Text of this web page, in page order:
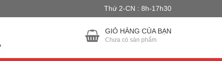
Thứ 2-CN : 8h-17h30
GIỎ HÀNG CỦA BẠN
Chưa có sản phẩm
lực.